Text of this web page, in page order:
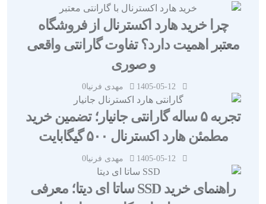
چرا خرید هارد اکسترنال از فروشگاه
معتبر اهمیت دارد؟ تفاوت گارانتی واقعی
و صوری
1405-05-12 مهدی فرنیا0
تجربه ۵ ساله گارانتی جانیار؛ تضمین خرید
مطمئن هارد اکسترنال ۵۰۰ گیگابایت
1405-05-12 مهدی فرنیا0
راهنمای خرید SSD ساتا ای دیتا؛ معرفی